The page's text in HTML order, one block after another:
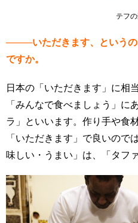
テフ
────いただきます、という
ですか。
日本の「いただきます」に相
「みんなで食べましょう」に
ラ」といいます。作り手や食
「いただきます」で良いので
味しい・うまい」は、「タフ